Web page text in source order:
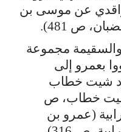
عن موسى بن
ص 481).
والسقيمة مجموعة
بعمرو إلى
شيت خطاب
خطاب، ص
رابية (عمرو بن